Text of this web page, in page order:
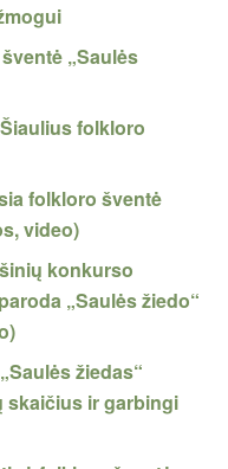
„Saulės
folkloro
folkloro šventė
video)
konkurso
„Saulės žiedo“
žiedas“
skaičius ir garbingi